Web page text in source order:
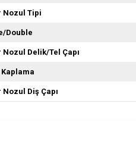
Nozul Tipi
Double
Nozul Delik/Tel Çapı
Nozul Diş Çapı